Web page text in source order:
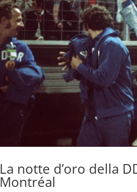
La notte d’oro della
Montréal